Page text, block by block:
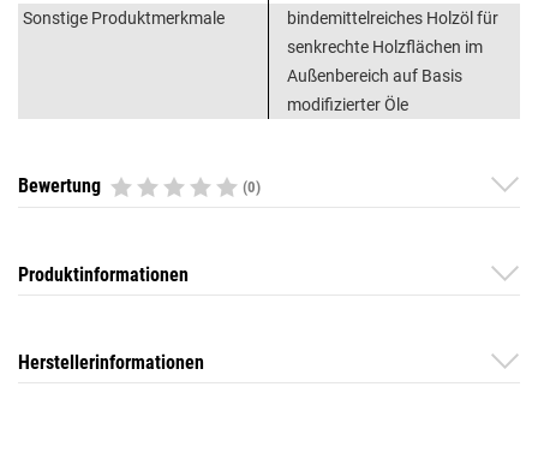
Sonstige Produktmerkmale
bindemittelreiches Holzöl für
senkrechte Holzflächen im
Außenbereich auf Basis
modifizierter Öle
Bewertung (0)
Produktinformationen
Herstellerinformationen